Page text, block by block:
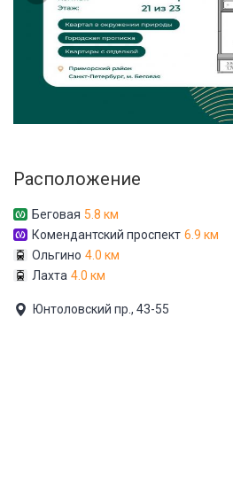
Расположение
Беговая 5.8 км
Комендантский проспект 6.9 км
Ольгино 4.0 км
Лахта 4.0 км
Юнтоловский пр., 43-55